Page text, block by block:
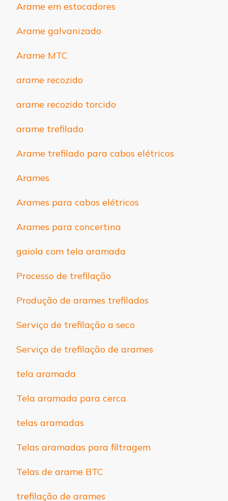
Arame em estocadores
Arame galvanizado
Arame MTC
arame recozido
arame recozido torcido
arame trefilado
Arame trefilado para cabos elétricos
Arames
Arames para cabos elétricos
Arames para concertina
gaiola com tela aramada
Processo de trefilação
Produção de arames trefilados
Serviço de trefilação a seco
Serviço de trefilação de arames
tela aramada
Tela aramada para cerca
telas aramadas
Telas aramadas para filtragem
Telas de arame BTC
trefilação de arames